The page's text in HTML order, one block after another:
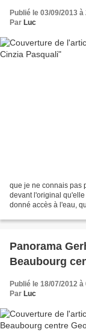
Publié le 03/09/2013 à
Par Luc
que je ne connais pas
devant l'original
donné accès à l'eau,
Panorama
Beaubourg
Publié le 18/07/2012 à
Par Luc